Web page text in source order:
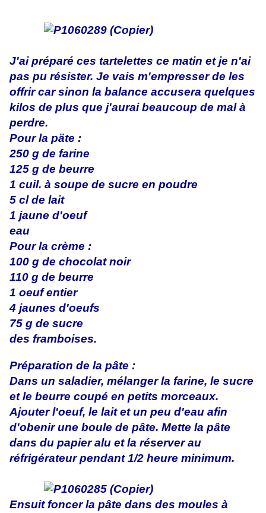
J'ai préparé ces tartelettes ce matin et je n'ai
pas pu résister. Je vais m'empresser de les
offrir car sinon la balance accusera quelques
kilos de plus que j'aurai beaucoup de mal à
perdre.
Pour la päte :
250 g de farine
125 g de beurre
1 cuil. à soupe de sucre en poudre
5 cl de lait
1 jaune d'oeuf
eau
Pour la crème :
100 g de chocolat noir
110 g de beurre
1 oeuf entier
4 jaunes d'oeufs
75 g de sucre
des framboises.
Préparation de la pâte :
Dans un saladier, mélanger la farine, le sucre
et le beurre coupé en petits morceaux.
Ajouter l'oeuf, le lait et un peu d'eau afin
d'obenir une boule de pâte. Mette la pâte
dans du papier alu et la réserver au
réfrigérateur pendant 1/2 heure minimum.
Ensuit foncer la pâte dans des moules à